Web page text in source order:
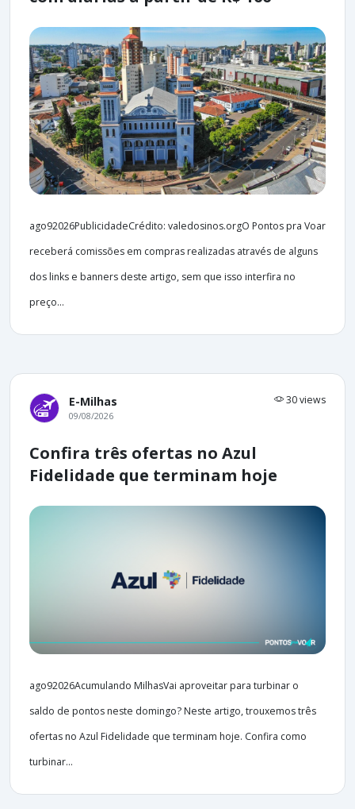
ago92026PublicidadeCrédito: valedosinos.orgO Pontos pra Voar
receberá comissões em compras realizadas através de alguns
dos links e banners deste artigo, sem que isso interfira no
preço...
E-Milhas 30 views
09/08/2026
Confira três ofertas no Azul
Fidelidade que terminam hoje
ago92026Acumulando MilhasVai aproveitar para turbinar o
saldo de pontos neste domingo? Neste artigo, trouxemos três
ofertas no Azul Fidelidade que terminam hoje. Confira como
turbinar...